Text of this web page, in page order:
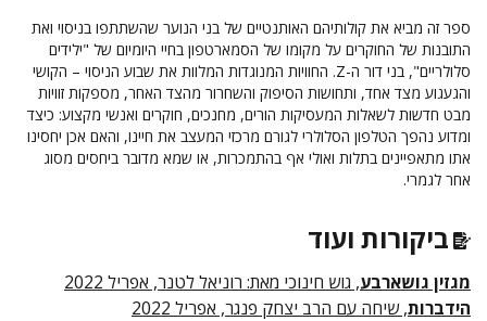
ספר זה מביא את קולותיהם האותנטיים של בני הנוער שהשתתפו בניסוי ואת
התובנות של החוקרים על מקומו של הסמארטפון בחיי היומיום של "ילידים
סלולריים", בני דור ה-Z. החוויות המנוגדות המלוות את שבוע הניסוי – הקושי
והגעגוע מצד אחד, ותחושות הסיפוק והשחרור מהצד האחר, מספקות זוויות
מבט חדשות לשאלות המעסיקות הורים, מחנכים, חוקרים ואנשי מקצוע: כיצד
ומדוע נהפך הטלפון הסלולרי לגורם מרכזי המעצב את חיינו, והאם אכן יחסינו
אתו מתאפיינים בתלות ואולי אף בהתמכרות, או שמא מדובר ביחסים מסוג
אחר לגמרי.
ביקורות ועוד
מגזין גושארבע, גוש חינוכי מאת: רוניאל לטנר, אפריל 2022
הידברות, שיחה עם הרב יצחק פנגר, אפריל 2022